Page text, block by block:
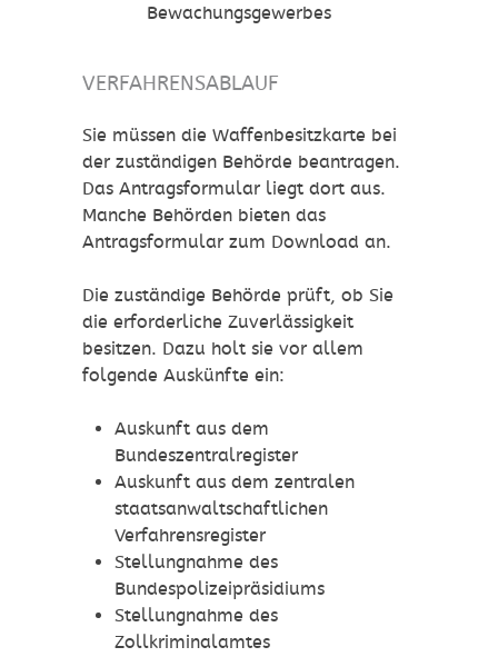
Bewachungsgewerbes
VERFAHRENSABLAUF
Sie müssen die Waffenbesitzkarte bei
der zuständigen Behörde beantragen.
Das Antragsformular liegt dort aus.
Manche Behörden bieten das
Antragsformular zum Download an.
Die zuständige Behörde prüft, ob Sie
die erforderliche Zuverlässigkeit
besitzen. Dazu holt sie vor allem
folgende Auskünfte ein:
Auskunft aus dem
Bundeszentralregister
Auskunft aus dem zentralen
staatsanwaltschaftlichen
Verfahrensregister
Stellungnahme des
Bundespolizeipräsidiums
Stellungnahme des
Zollkriminalamtes